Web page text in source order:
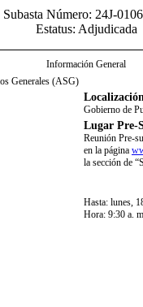
Subasta Número: 24J-
Estatus: Adjudicada
Información General
Generales (ASG)
Gobierno de
Lugar Pre-
​Reunión Pre-
en la página
la sección de
Hasta: lunes,
Hora: 9:30 a.